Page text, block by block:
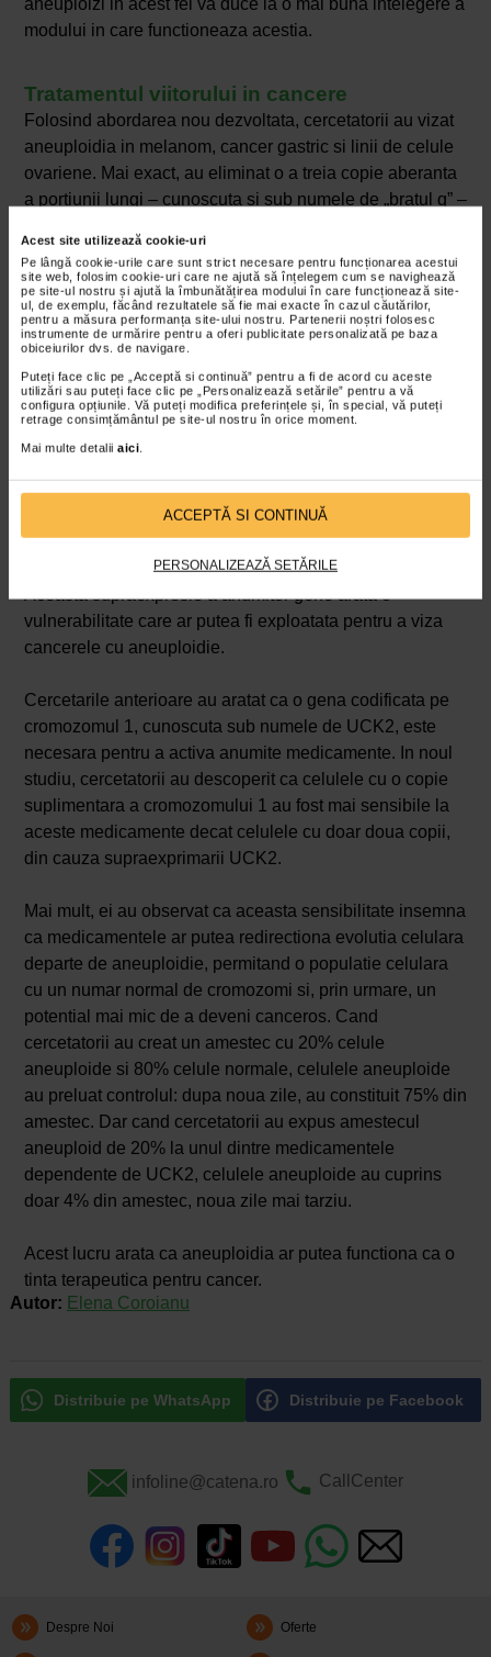
Acest site utilizează cookie-uri
Pe lângă cookie-urile care sunt strict necesare pentru funcționarea acestui
site web, folosim cookie-uri care ne ajută să înțelegem cum se navighează
pe site-ul nostru și ajută la îmbunătățirea modului în care funcționează site-
ul, de exemplu, făcând rezultatele să fie mai exacte în cazul căutărilor,
pentru a măsura performanța site-ului nostru. Partenerii noștri folosesc
instrumente de urmărire pentru a oferi publicitate personalizată pe baza
obiceiurilor dvs. de navigare.
Puteți face clic pe „Acceptă si continuă” pentru a fi de acord cu aceste
utilizări sau puteți face clic pe „Personalizează setările” pentru a vă
configura opțiunile. Vă puteți modifica preferințele și, în special, vă puteți
retrage consimțământul pe site-ul nostru în orice moment.
Mai multe detalii aici.
ACCEPTĂ SI CONTINUĂ
PERSONALIZEAZĂ SETĂRILE
aneuploizi in acest fel va duce la o mai buna intelegere a
modului in care functioneaza acestia.
Tratamentul viitorului in cancere
Folosind abordarea nou dezvoltata, cercetatorii au vizat
aneuploidia in melanom, cancer gastric si linii de celule
ovariene. Mai exact, au eliminat o a treia copie aberanta
a portiunii lungi – cunoscuta si sub numele de „bratul q” –
cancer si este legat de progresia bolii, aparand la
inceputul dezvoltarii cancerului. Concluzia: eliminarea
cromozomului in plus din genomul celulelor canceroase
a compromis potentialul malign al acestor celule si le-a
facut sa-si piarda capacitatea de a forma tumori.
Cand au investigat modul in care o copie suplimentara a
celulelor canceroase atunci cand acestea au fost
suprareprezentate – deoarece au fost codificate pe trei
cromozomi in loc de cei doi tipici.
Aceasta supraexpresie a anumitor gene arata o
vulnerabilitate care ar putea fi exploatata pentru a viza
cancerele cu aneuploidie.
Cercetarile anterioare au aratat ca o gena codificata pe
cromozomul 1, cunoscuta sub numele de UCK2, este
necesara pentru a activa anumite medicamente. In noul
studiu, cercetatorii au descoperit ca celulele cu o copie
suplimentara a cromozomului 1 au fost mai sensibile la
aceste medicamente decat celulele cu doar doua copii,
din cauza supraexprimarii UCK2.
Mai mult, ei au observat ca aceasta sensibilitate insemna
ca medicamentele ar putea redirectiona evolutia celulara
departe de aneuploidie, permitand o populatie celulara
cu un numar normal de cromozomi si, prin urmare, un
potential mai mic de a deveni canceros. Cand
cercetatorii au creat un amestec cu 20% celule
aneuploide si 80% celule normale, celulele aneuploide
au preluat controlul: dupa noua zile, au constituit 75% din
amestec. Dar cand cercetatorii au expus amestecul
aneuploid de 20% la unul dintre medicamentele
dependente de UCK2, celulele aneuploide au cuprins
doar 4% din amestec, noua zile mai tarziu.
Acest lucru arata ca aneuploidia ar putea functiona ca o
tinta terapeutica pentru cancer.
Autor: Elena Coroianu
Distribuie pe WhatsApp Distribuie pe Facebook
infoline@catena.ro CallCenter
Despre Noi Oferte